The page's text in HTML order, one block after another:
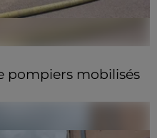
pompiers mobilisés